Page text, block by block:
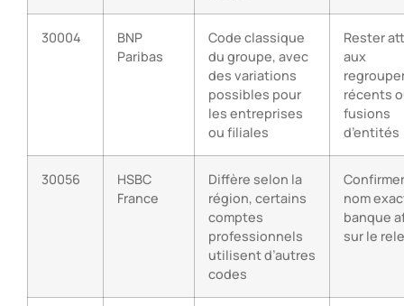
30004
BNP
Paribas
Code classique
du groupe, avec
des variations
possibles pour
les entreprises
ou filiales
Rester
aux
récents
fusions
d’entités
30056
HSBC
France
Diffère selon la
région, certains
comptes
professionnels
utilisent d’autres
codes
nom
banque
sur le